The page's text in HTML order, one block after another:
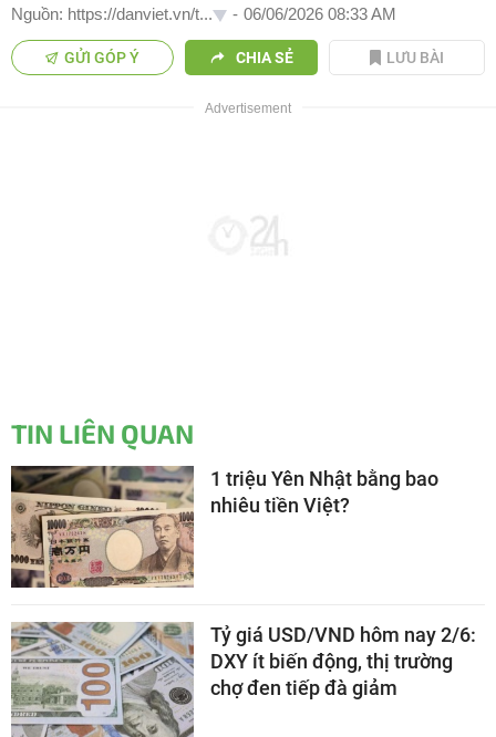
Nguồn: https://danviet.vn/t... - 06/06/2026 08:33 AM
GỬI GÓP Ý CHIA SẺ LƯU BÀI
TIN LIÊN QUAN
1 triệu Yên Nhật bằng bao
nhiêu tiền Việt?
Tỷ giá USD/VND hôm nay 2/6:
DXY ít biến động, thị trường
chợ đen tiếp đà giảm